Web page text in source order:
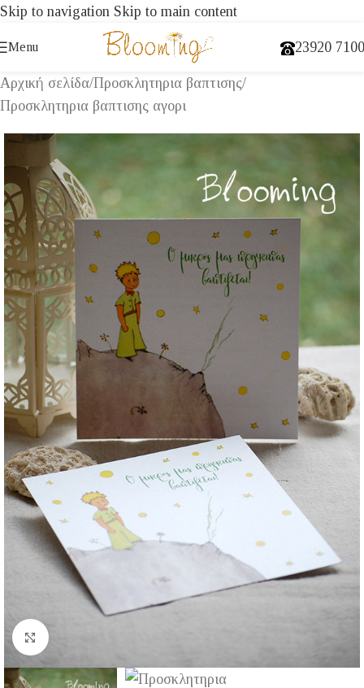
Skip to navigation Skip to main content
Menu 23920
Αρχική σελίδα/Προσκλητηρια βαπτισης/
Προσκλητηρια βαπτισης αγορι
Click to enlarge